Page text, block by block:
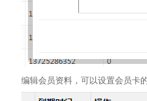
编辑会员资料，可以设置会员卡